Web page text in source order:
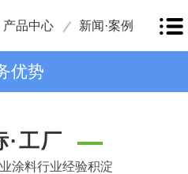
产品中心 新闻·案例
优势
·工厂
涂料行业经验积淀